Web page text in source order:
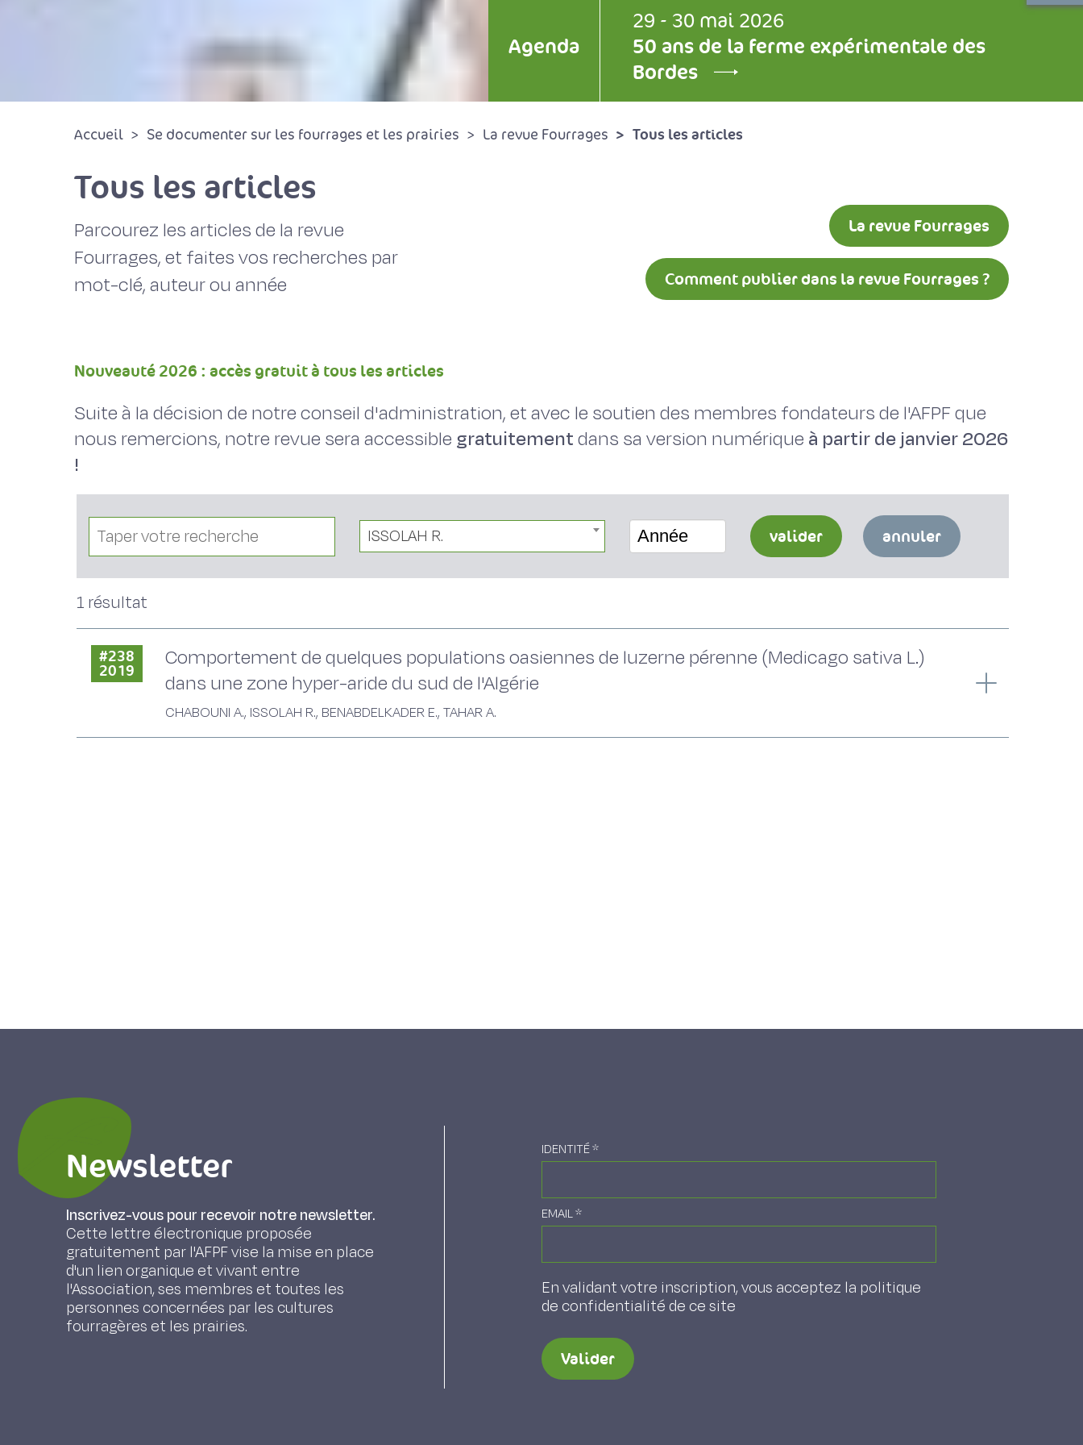
Agenda
29 - 30 mai 2026
50 ans de la ferme expérimentale des
Bordes
Accueil Se documenter sur les fourrages et les prairies La revue Fourrages Tous les articles
Tous les articles
Parcourez les articles de la revue
Fourrages, et faites vos recherches par
mot-clé, auteur ou année
La revue Fourrages
Comment publier dans la revue Fourrages ?
Nouveauté 2026 : accès gratuit à tous les articles
Suite à la décision de notre conseil d'administration, et avec le soutien des membres fondateurs de l'AFPF que
nous remercions, notre revue sera accessible gratuitementdans sa version numérique à partir de janvier 2026
!
ISSOLAH R. Année valider annuler
1 résultat
#238
2019
Comportement de quelques populations oasiennes de luzerne pérenne (Medicago sativa L.)
dans une zone hyper-aride du sud de l'Algérie
CHABOUNI A., ISSOLAH R., BENABDELKADER E., TAHAR A.
Newsletter
Inscrivez-vous pour recevoir notre newsletter.
Cette lettre électronique proposée
gratuitement par l'AFPF vise la mise en place
d'un lien organique et vivant entre
l'Association, ses membres et toutes les
personnes concernées par les cultures
fourragères et les prairies.
IDENTITÉ*
EMAIL*
En validant votre inscription, vous acceptez la politique
de confidentialité de ce site
Valider